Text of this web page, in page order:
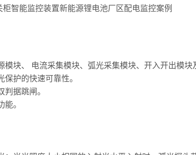
、 电流采集模块、弧光采集模块、开入开出模块
护的快速可靠性。
据跳闸。
。